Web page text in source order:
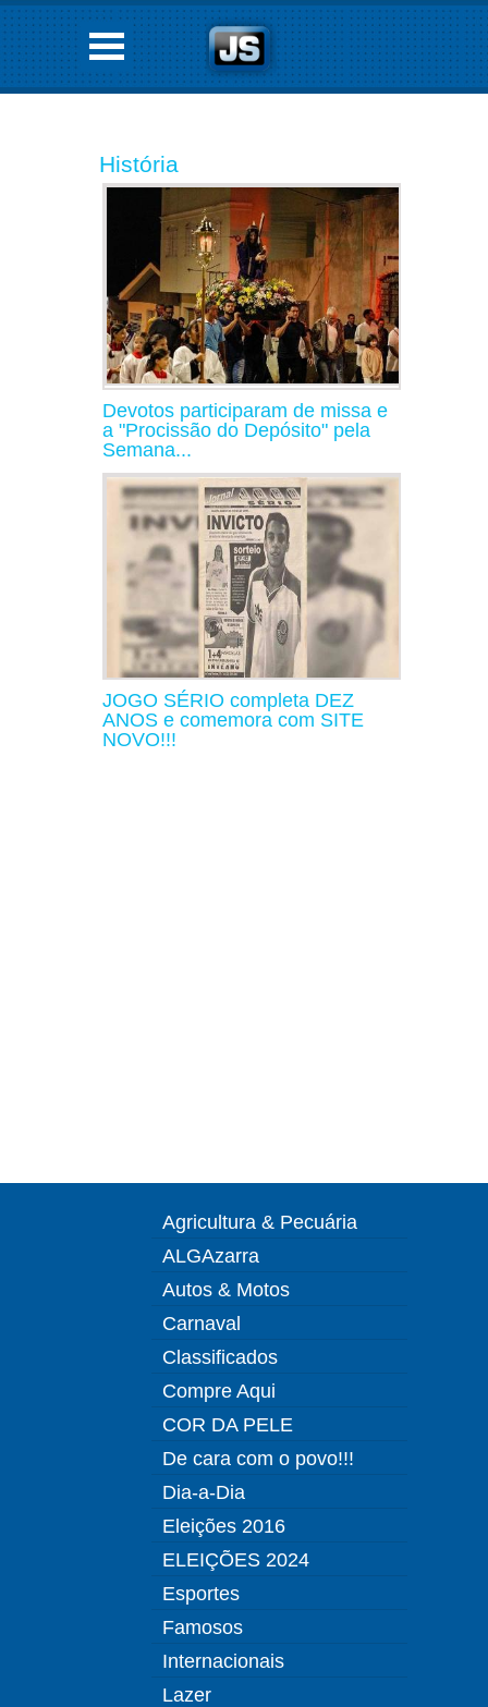
História
Devotos participaram de missa e
a "Procissão do Depósito" pela
Semana...
JOGO SÉRIO completa DEZ
ANOS e comemora com SITE
NOVO!!!
Agricultura & Pecuária
ALGAzarra
Autos & Motos
Carnaval
Classificados
Compre Aqui
COR DA PELE
De cara com o povo!!!
Dia-a-Dia
Eleições 2016
ELEIÇÕES 2024
Esportes
Famosos
Internacionais
Lazer